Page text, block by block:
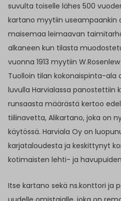
suvulta toiselle lähes 500
kartano myytiin useampaankin
maisemaa leimaavan
alkaneen kun tilasta
vuonna 1913 myytiin
Tuolloin tilan kokonaispinta-ala
luvulla Harvialassa panostettiin
runsaasta määrästä kertoo
tiilinavetta, Alikartano, joka on
käytössä. Harviala Oy on
karjataloudesta ja keskittynyt
kotimaisten lehti- ja
Itse kartano sekä ns.konttori ja